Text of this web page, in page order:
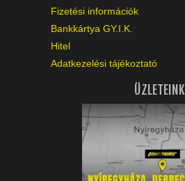
Fizetési információk
Bankkártya GY.I.K.
Hitel
Adatkezelési tájékoztató
ÜZLETEINK